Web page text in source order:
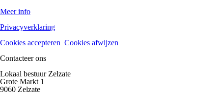
Meer info
Privacyverklaring
Cookies accepteren Cookies afwijzen
Contacteer ons
Lokaal bestuur Zelzate
Grote Markt 1
9060 Zelzate